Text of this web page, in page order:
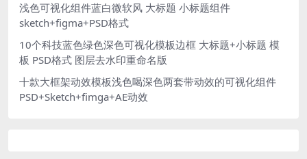
浅色可视化组件蓝白微软风 大标题 小标题组件
sketch+figma+PSD格式
10个科技蓝色绿色深色可视化模板边框 大标题+小标题 模
板 PSD格式 图层去水印重命名版
十款大框架动效模板浅色喝深色两套带动效的可视化组件
PSD+Sketch+fimga+AE动效